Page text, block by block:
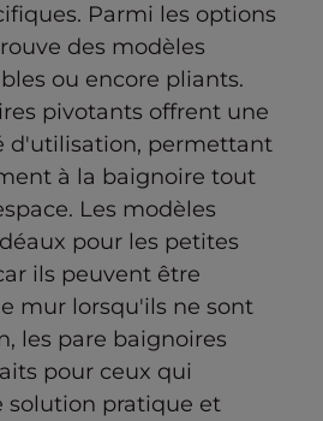
Parmi les options
des modèles
ou encore pliants.
pivotants offrent une
d'utilisation, permettant
à la baignoire tout
Les modèles
pour les petites
ils peuvent être
mur lorsqu'ils ne sont
les pare baignoires
pour ceux qui
solution pratique et